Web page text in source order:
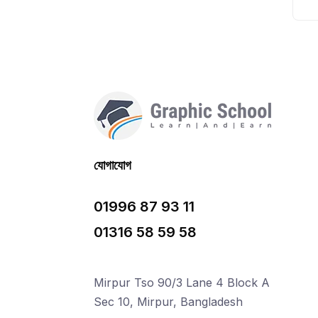
যোগাযোগ
01996 87 93 11
01316 58 59 58
Mirpur Tso 90/3 Lane 4 Block A
Sec 10, Mirpur, Bangladesh